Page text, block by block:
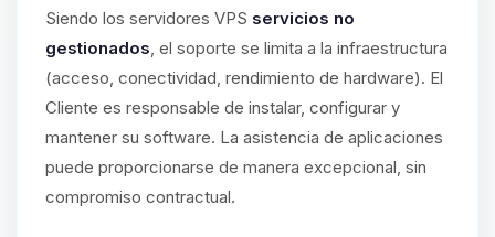
Siendo los servidores VPS servicios no
gestionados, el soporte se limita a la infraestructura
(acceso, conectividad, rendimiento de hardware). El
Cliente es responsable de instalar, configurar y
mantener su software. La asistencia de aplicaciones
puede proporcionarse de manera excepcional, sin
compromiso contractual.